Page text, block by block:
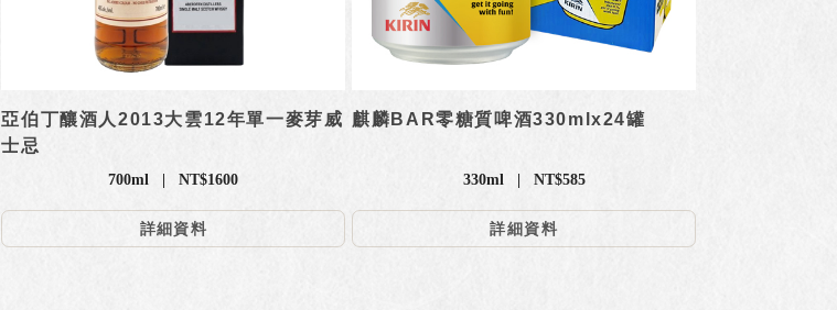
亞伯丁釀酒人2013大雲12年單一麥芽威
士忌
700ml | NT$1600
詳細資料
麒麟BAR零糖質啤酒330mlx24罐
330ml | NT$585
詳細資料